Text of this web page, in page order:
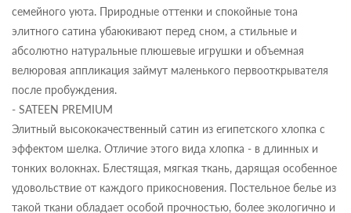
семейного уюта. Природные оттенки и спокойные тона
элитного сатина убаюкивают перед сном, а стильные и
абсолютно натуральные плюшевые игрушки и объемная
велюровая аппликация займут маленького первооткрывателя
после пробуждения.
- SATEEN PREMIUM
Элитный высококачественный сатин из египетского хлопка с
эффектом шелка. Отличие этого вида хлопка - в длинных и
тонких волокнах. Блестящая, мягкая ткань, дарящая особенное
удовольствие от каждого прикосновения. Постельное белье из
такой ткани обладает особой прочностью, более экологично и